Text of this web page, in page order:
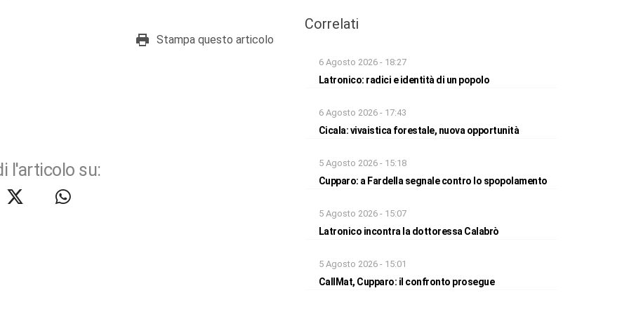
Stampa questo articolo
l'articolo su:
Correlati
6 Agosto 2026 - 18:27
Latronico: radici e identità di un popolo
6 Agosto 2026 - 17:43
Cicala: vivaistica forestale, nuova opportunità
5 Agosto 2026 - 15:18
Cupparo: a Fardella segnale contro lo spopolamento
5 Agosto 2026 - 15:07
Latronico incontra la dottoressa Calabrò
5 Agosto 2026 - 15:01
CallMat, Cupparo: il confronto prosegue